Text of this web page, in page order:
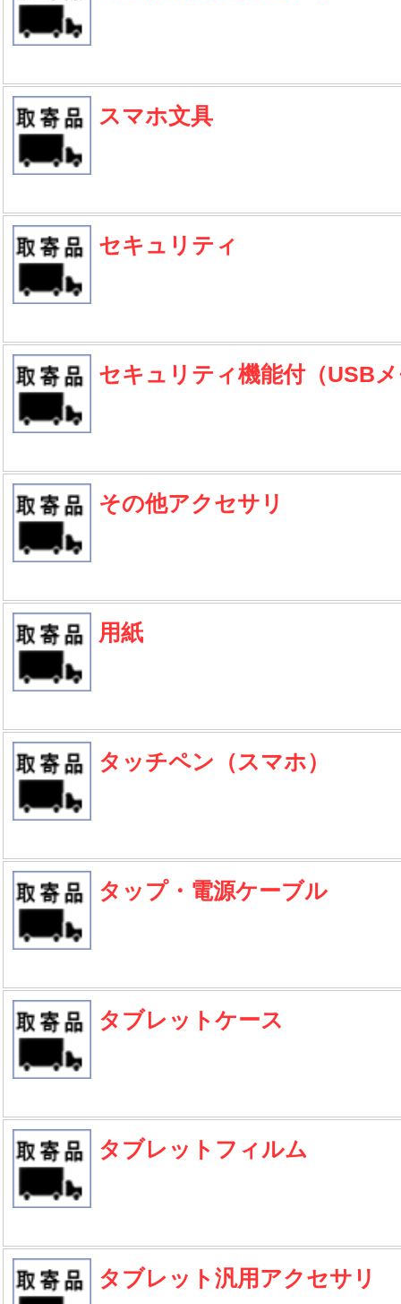
スマホ文具
セキュリティ
セキュリティ機能付（USB
その他アクセサリ
用紙
タッチペン（スマホ）
タップ・電源ケーブル
タブレットケース
タブレットフィルム
タブレット汎用アクセサリ